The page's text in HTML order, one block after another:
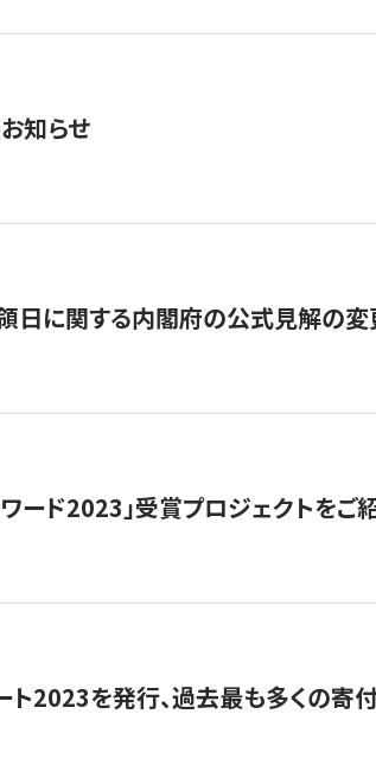
知らせ
日に関する内閣府の公式見解の変
ード2023」受賞プロジェクトをご
ト2023を発行、過去最も多くの寄